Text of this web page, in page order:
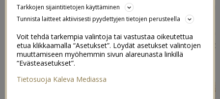
tarkoittaa, että tämän tekstin lukemisen aikana useampi
lapsi on jo menettänyt oikeuden lapsuuteensa,
koulutukseensa ja unelmiinsa. Siksi tänään Tyttöjen
päivänä haluan puhua tästä tärkeästä aiheesta: tytöt
kuuluvat kouluun, eivät naimisiin.
Tarkkojen sijaintitietojen käyttäminen
Tunnista laitteet aktiivisesti pyydettyjen tietojen perusteella
Voit tehdä tarkempia valintoja tai vastustaa oikeutettua
etua klikkaamalla “Asetukset”. Löydät asetukset valintojen
muuttamiseen myöhemmin sivun alareunasta linkillä
“Evästeasetukset”.
Tietosuoja Kaleva Mediassa